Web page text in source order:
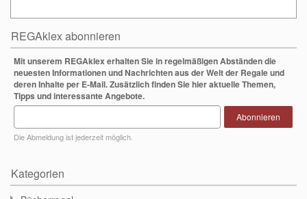
REGAklex abonnieren
Mit unserem REGAklex erhalten Sie in regelmäßigen Abständen die
neuesten Informationen und Nachrichten aus der Welt der Regale und
deren Inhalte per E-Mail. Zusätzlich finden Sie hier aktuelle Themen,
Tipps und interessante Angebote.
Die Abmeldung ist jederzeit möglich.
Abonnieren
Kategorien